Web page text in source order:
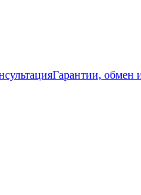
Гарантии, обмен